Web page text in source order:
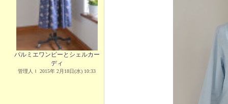
パルミエワンピーとシェルカー
ディ
管理人Ｉ 2015年 2月18日(水) 10:33